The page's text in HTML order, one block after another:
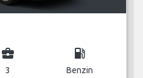
business_center
3
local_gas_station
Benzin